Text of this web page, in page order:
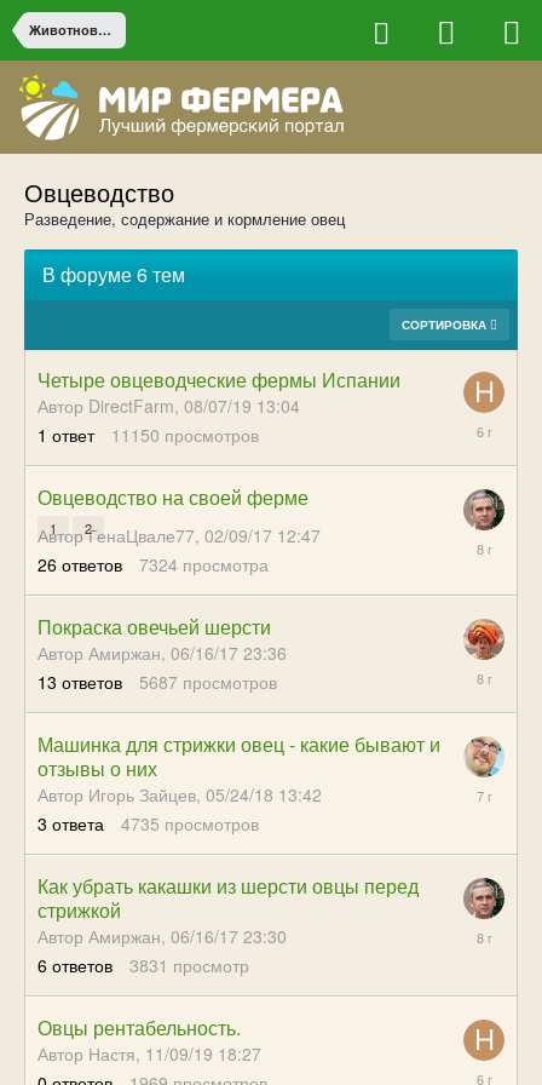
Животноводство
Овцеводство
Разведение, содержание и кормление овец
В форуме 6 тем
СОРТИРОВКА
Четыре овцеводческие фермы Испании
Автор DirectFarm, 08/07/19 13:04
1 ответ 11150 просмотров
11/12/19
Овцеводство на своей ферме
1 2
Автор ГенаЦвале77, 02/09/17 12:47
26 ответов 7324 просмотра
10/27/17
Покраска овечьей шерсти
Автор Амиржан, 06/16/17 23:36
13 ответов 5687 просмотров
11/05/17
Машинка для стрижки овец - какие бывают и
отзывы о них
Автор Игорь Зайцев, 05/24/18 13:42
3 ответа 4735 просмотров
09/10/18
Как убрать какашки из шерсти овцы перед
стрижкой
Автор Амиржан, 06/16/17 23:30
6 ответов 3831 просмотр
10/27/17
Овцы рентабельность.
Автор Настя, 11/09/19 18:27
11/09/19